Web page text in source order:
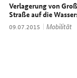
Verlagerung von
Straße auf die
Datum:
09.07.2015 Thema:
Mobilität